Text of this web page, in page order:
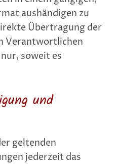
aushändigen zu
Übertragung der
Verantwortlichen
soweit es
und
geltenden
jederzeit das